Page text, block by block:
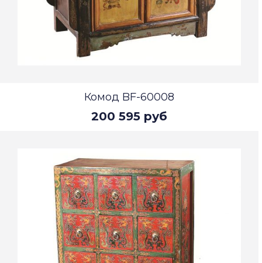
Комод BF-60008
200 595 руб